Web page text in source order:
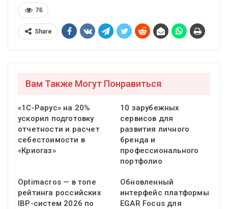
76
Share
Вам Также Могут Понравиться
«1С-Рарус» на 20%
ускорил подготовку
отчетности и расчет
себестоимости в
«Криогаз»
10 зарубежных
сервисов для
развития личного
бренда и
профессионального
портфолио
Optimacros — в топе
рейтинга российских
IBP-систем 2026 по
Обновленный
интерфейс платформы
EGAR Focus для